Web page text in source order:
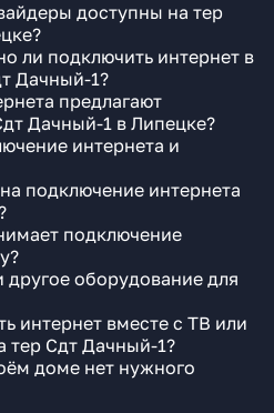
доступны на тер
ли подключить интернет в
Дачный-1?
предлагают
Дачный-1 в Липецке?
интернета и
подключение интернета
подключение
оборудование для
интернет вместе с ТВ или
тер Сдт Дачный-1?
доме нет нужного